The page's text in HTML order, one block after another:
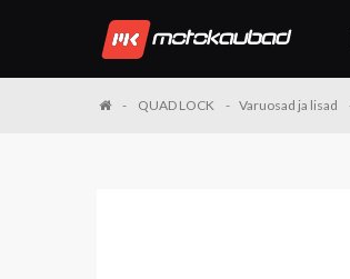
QUAD LOCK Varuosad ja lisad